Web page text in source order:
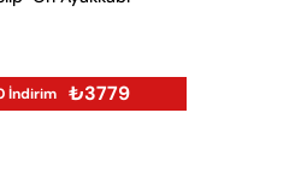
İndirim ₺3779